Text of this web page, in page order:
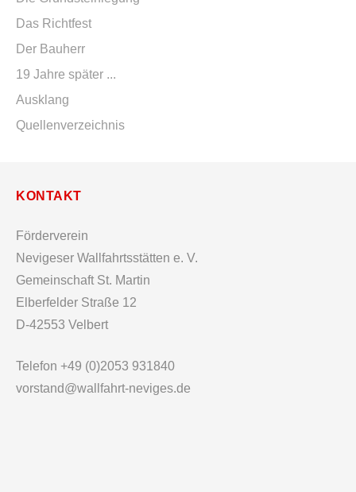
Das Richtfest
Der Bauherr
19 Jahre später ...
Ausklang
Quellenverzeichnis
KONTAKT
Förderverein
Nevigeser Wallfahrtsstätten e. V.
Gemeinschaft St. Martin
Elberfelder Straße 12
D-42553 Velbert
Telefon +49 (0)2053 931840
vorstand@wallfahrt-neviges.de